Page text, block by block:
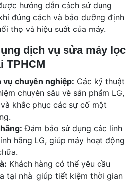
hướng dẫn cách sử dụng
đúng cách và bảo dưỡng định
thọ và hiệu suất của máy.
dịch vụ sửa máy lọc
TPHCM
vụ chuyên nghiệp: Các kỹ thuật
chuyên sâu về sản phẩm LG,
khắc phục các sự cố một
Đảm bảo sử dụng các linh
hãng LG, giúp máy hoạt động
Khách hàng có thể yêu cầu
tại nhà, giúp tiết kiệm thời gian